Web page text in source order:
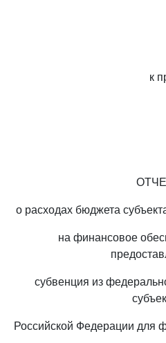
к
о расходах бюджета
на финансовое
субвенция из
Российской Федерации для